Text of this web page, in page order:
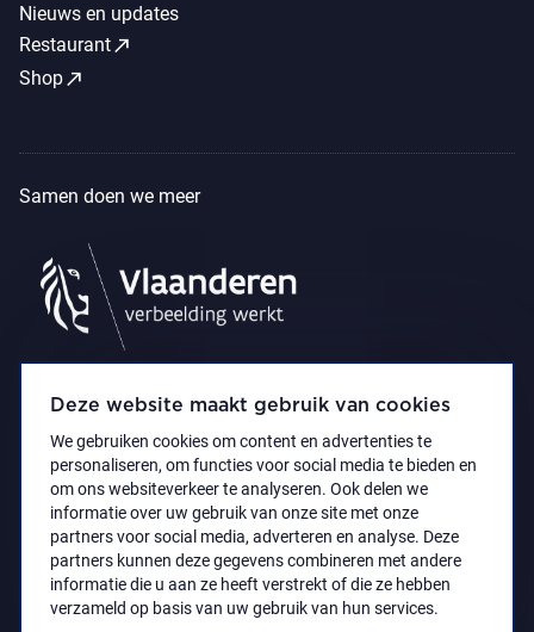
Deze website maakt gebruik van cookies
We gebruiken cookies om content en advertenties te
personaliseren, om functies voor social media te bieden en
om ons websiteverkeer te analyseren. Ook delen we
informatie over uw gebruik van onze site met onze
partners voor social media, adverteren en analyse. Deze
partners kunnen deze gegevens combineren met andere
informatie die u aan ze heeft verstrekt of die ze hebben
verzameld op basis van uw gebruik van hun services.
Nieuws en updates
Restaurantcall_made
Shopcall_made
Samen doen we meer
Privacyverklaring Toegankelijkheidsverklaring
© 2021 Koninklijk Museum voor Schone Kunsten